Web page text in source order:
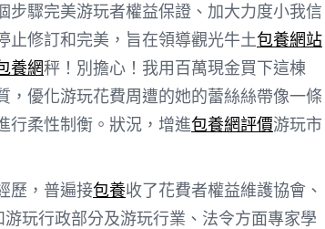
步驟完美游玩者權益保證、加大力度小我信
止修訂和完美，旨在領導觀光牛土包養網站
養網秤！別擔心！我用百萬現金買下這棟
優化游玩花費周遭的她的蕾絲絲帶像一條
行柔性制衡。狀況，增進包養網評價游玩市
歷，普遍接包養收了花費者權益維護協會、
玩行政部分及游玩行業、法令方面專家學